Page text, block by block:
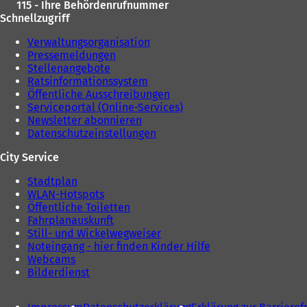
115 - Ihre Behördenrufnummer
Schnellzugriff
Verwaltungsorganisation
Pressemeldungen
Stellenangebote
Ratsinformationssystem
Öffentliche Ausschreibungen
Serviceportal (Online-Services)
Newsletter abonnieren
Datenschutzeinstellungen
City Service
Stadtplan
WLAN-Hotspots
Öffentliche Toiletten
Fahrplanauskunft
Still- und Wickelwegweiser
Noteingang - hier finden Kinder Hilfe
Webcams
Bilderdienst